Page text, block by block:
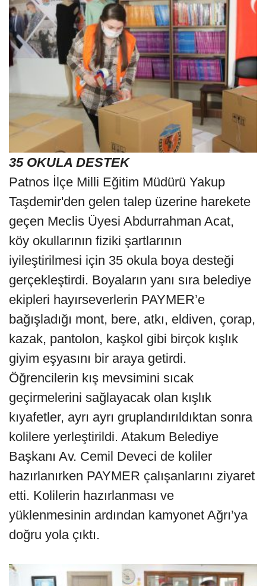
35 OKULA DESTEK
Patnos İlçe Milli Eğitim Müdürü Yakup
Taşdemir'den gelen talep üzerine harekete
geçen Meclis Üyesi Abdurrahman Acat,
köy okullarının fiziki şartlarının
iyileştirilmesi için 35 okula boya desteği
gerçekleştirdi. Boyaların yanı sıra belediye
ekipleri hayırseverlerin PAYMER’e
bağışladığı mont, bere, atkı, eldiven, çorap,
kazak, pantolon, kaşkol gibi birçok kışlık
giyim eşyasını bir araya getirdi.
Öğrencilerin kış mevsimini sıcak
geçirmelerini sağlayacak olan kışlık
kıyafetler, ayrı ayrı gruplandırıldıktan sonra
kolilere yerleştirildi. Atakum Belediye
Başkanı Av. Cemil Deveci de koliler
hazırlanırken PAYMER çalışanlarını ziyaret
etti. Kolilerin hazırlanması ve
yüklenmesinin ardından kamyonet Ağrı’ya
doğru yola çıktı.